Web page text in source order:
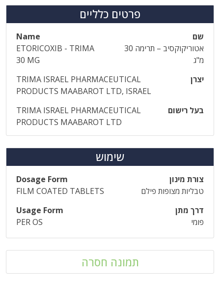
פרטים כלליים
שם
Name
אטוריקוקסיב – תרימה 30
מ"ג
ETORICOXIB - TRIMA
30 MG
יצרן
TRIMA ISRAEL PHARMACEUTICAL
PRODUCTS MAABAROT LTD, ISRAEL
בעל רישום
TRIMA ISRAEL PHARMACEUTICAL
PRODUCTS MAABAROT LTD
שימוש
צורת מינון
Dosage Form
טבליות מצופות פילם
FILM COATED TABLETS
דרך מתן
Usage Form
פומי
PER OS
תמונה חסרה